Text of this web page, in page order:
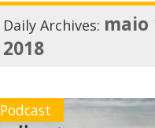
Daily Archives: maio
2018
Podcast